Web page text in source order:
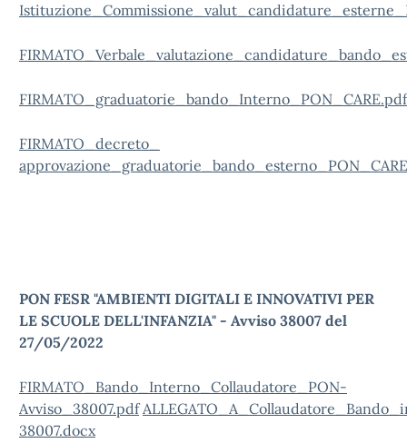
FIRMATO_graduatorie_bando_Interno_PON_CARE.pdf
FIRMATO_decreto_
PON FESR "AMBIENTI DIGITALI E INNOVATIVI PER
LE SCUOLE DELL'INFANZIA" - Avviso 38007 del
27/05/2022
FIRMATO_Bando_Interno_Collaudatore_PON-
Avviso_38007.pdf
38007.docx